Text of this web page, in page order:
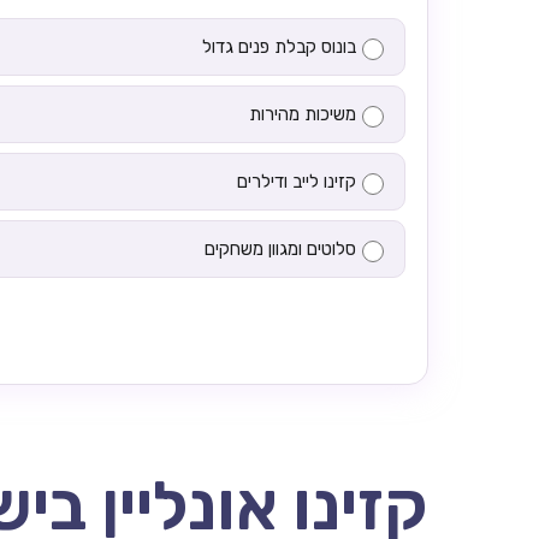
בונוס קבלת פנים גדול
משיכות מהירות
קזינו לייב ודילרים
סלוטים ומגוון משחקים
קזינו אונליין